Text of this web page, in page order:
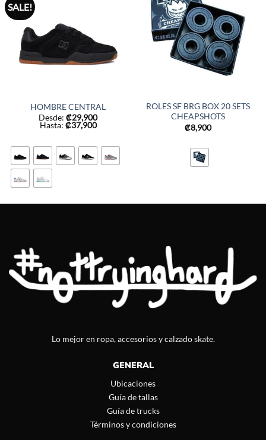
SALE!
HOMBRE CENTRAL
Desde: ₡29,900
Hasta: ₡37,900
ROLES SF BRG BOX 20 SETS
CHEAPSHOTS
₡8,900
Lo mejor en ropa, accesorios y calzado skate.
GENERAL
Ubicaciones
Guía de tallas
Guía de trucks
Términos y condiciones